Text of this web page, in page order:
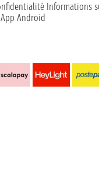
Informations
App Android